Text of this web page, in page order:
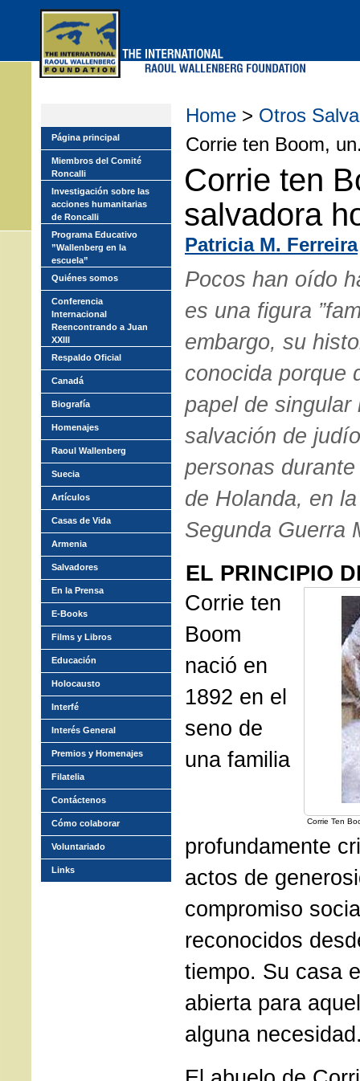
Home > Otros
Corrie ten Boom,
Corrie ten
salvadora
Patricia M. Ferreira
Pocos han oído
es una figura
embargo, su
conocida porque
papel de singular
salvación de
personas
de Holanda, en
Segunda Guerra
EL PRINCIPIO
Corrie Ten
Corrie ten
Boom
nació en
1892 en el
seno de
una familia
profundamente
actos de
compromiso
reconocidos
tiempo. Su casa
abierta para
alguna
Página principal
Miembros del Comité
Roncalli
Investigación sobre las
acciones humanitarias
de Roncalli
Programa Educativo
”Wallenberg en la
escuela”
Quiénes somos
Conferencia
Internacional
Reencontrando a Juan
XXIII
Respaldo Oficial
Canadá
Biografía
Homenajes
Raoul Wallenberg
Suecia
Artículos
Casas de Vida
Armenia
Salvadores
En la Prensa
E-Books
Films y Libros
Educación
Holocausto
Interfé
Interés General
Premios y Homenajes
Filatelia
Contáctenos
Cómo colaborar
Voluntariado
Links